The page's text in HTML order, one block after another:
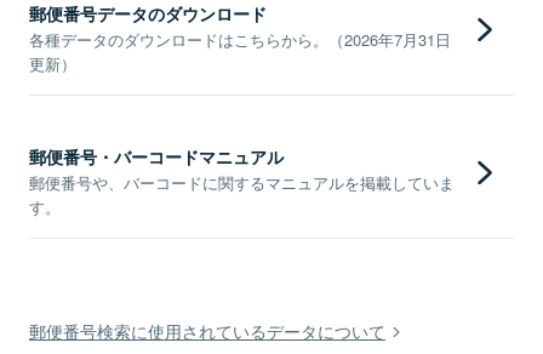
郵便番号データのダウンロード
各種データのダウンロードはこちらから。（2026年7月31日
更新）
郵便番号・バーコードマニュアル
郵便番号や、バーコードに関するマニュアルを掲載していま
す。
郵便番号検索に使用されているデータについて